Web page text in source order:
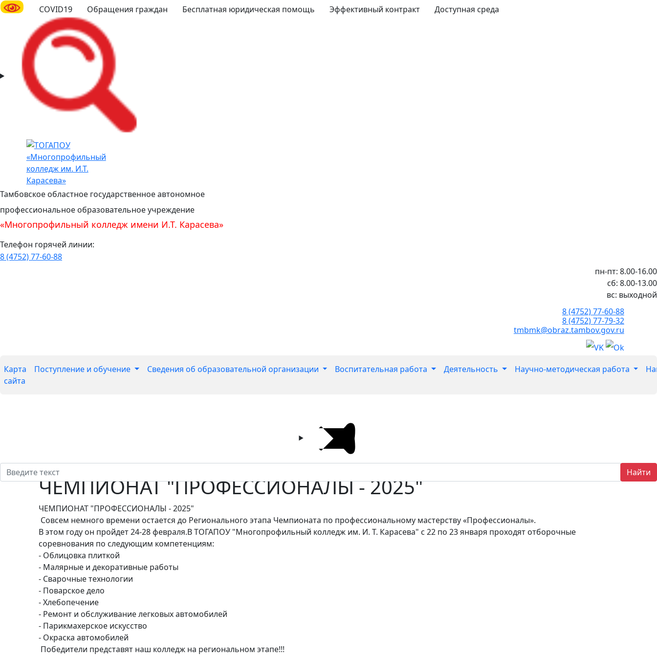
COVID19 Обращения граждан Бесплатная юридическая помощь Эффективный контракт Доступная среда
Тамбовское областное государственное автономное
профессиональное образовательное учреждение
«Многопрофильный колледж имени И.Т. Карасева»
Телефон горячей линии:
8 (4752) 77-60-88
пн-пт: 8.00-16.00
сб: 8.00-13.00
вс: выходной
8 (4752) 77-60-88
8 (4752) 77-79-32
tmbmk@obraz.tambov.gov.ru
Карта
сайта
Поступление и обучение Сведения об образовательной организации Воспитательная работа Деятельность Научно-методическая работа
Найти
ЧЕМПИОНАТ "ПРОФЕССИОНАЛЫ - 2025"
ЧЕМПИОНАТ "ПРОФЕССИОНАЛЫ - 2025"
Совсем немного времени остается до Регионального этапа Чемпионата по профессиональному мастерству «Профессионалы».
В этом году он пройдет 24-28 февраля.В ТОГАПОУ "Многопрофильный колледж им. И. Т. Карасева" с 22 по 23 января проходят отборочные
соревнования по следующим компетенциям:
- Облицовка плиткой
- Малярные и декоративные работы
- Сварочные технологии
- Поварское дело
- Хлебопечение
- Ремонт и обслуживание легковых автомобилей
- Парикмахерское искусство
- Окраска автомобилей
Победители представят наш колледж на региональном этапе!!!